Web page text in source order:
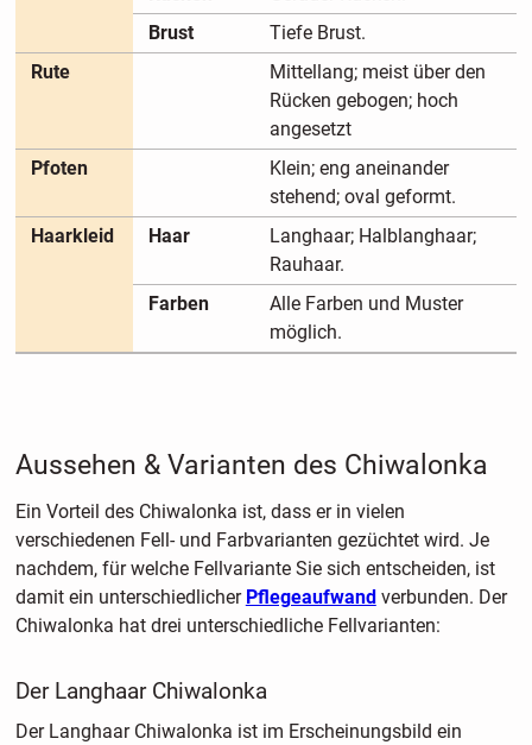
Brust
Tiefe Brust.
Rute
Mittellang; meist über den
Rücken gebogen; hoch
angesetzt
Pfoten
Klein; eng aneinander
stehend; oval geformt.
Haarkleid
Haar
Langhaar; Halblanghaar;
Rauhaar.
Farben
Alle Farben und Muster
möglich.
Aussehen & Varianten des Chiwalonka
Ein Vorteil des Chiwalonka ist, dass er in vielen
verschiedenen Fell- und Farbvarianten gezüchtet wird. Je
nachdem, für welche Fellvariante Sie sich entscheiden, ist
damit ein unterschiedlicher Pflegeaufwandverbunden. Der
Chiwalonka hat drei unterschiedliche Fellvarianten:
Der Langhaar Chiwalonka
Der Langhaar Chiwalonka ist im Erscheinungsbild ein